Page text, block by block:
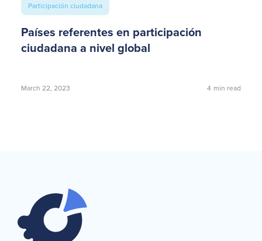
Participación ciudadana
Países referentes en participación
ciudadana a nivel global
March 22, 2023 4 min read